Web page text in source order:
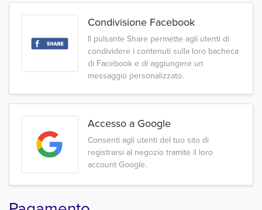
Condivisione Facebook
Il pulsante Share permette agli utenti di
condividere i contenuti sulla loro bacheca
di Facebook e di aggiungere un
messaggio personalizzato.
Accesso a Google
Consenti agli utenti del tuo sito di
registrarsi al negozio tramite il loro
account Google.